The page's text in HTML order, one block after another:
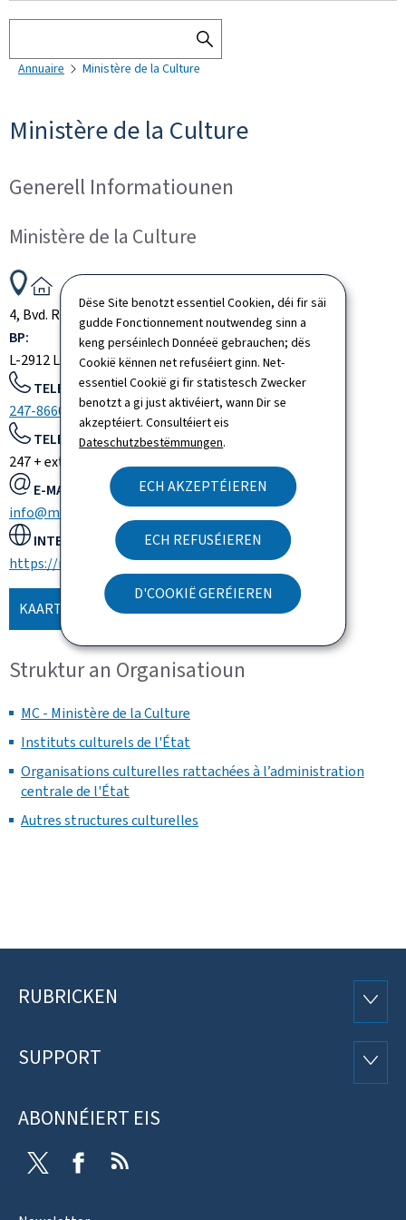
Dëse Site benotzt essentiel Cookien, déi fir säi
gudde Fonctionnement noutwendeg sinn a
keng perséinlech Donnéeë gebrauchen; dës
Cookië kënnen net refuséiert ginn. Net-
essentiel Cookië gi fir statistesch Zwecker
benotzt a gi just aktivéiert, wann Dir se
akzeptéiert. Consultéiert eis
Dateschutzbestëmmungen.
ECH AKZEPTÉIEREN
ECH REFUSÉIEREN
D'COOKIË GERÉIEREN
SEARCH
Annuaire Ministère de la Culture
Ministère de la Culture
Generell Informatiounen
Ministère de la Culture
ADRESS:
4, Bvd. Roosevelt L-2450 Luxembourg
Luxembourg
BP:
L-2912LuxembourgLuxembourg
TELEFON:
247-86600
TELEFONSZENTRAL:
247 + extension
E-MAIL:
info@mc.etat.lu
INTERNETSITE:
https://mcult.gouvernement.lu
KAART WEISEN
Struktur an Organisatioun
MC - Ministère de la Culture
Instituts culturels de l'État
Organisations culturelles rattachées à l’administration
centrale de l'État
Autres structures culturelles
Fousszeil
RUBRICKEN
SUPPORT
ABONNÉIERT EIS
Twitter Facebook